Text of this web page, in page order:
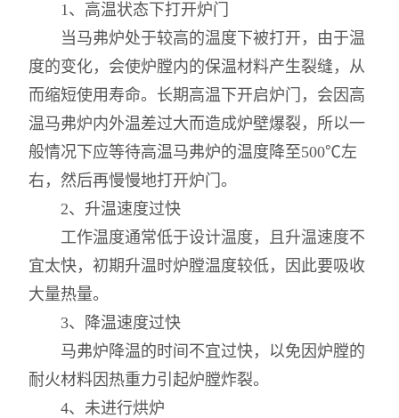
1、高温状态下打开炉门
当马弗炉处于较高的温度下被打开，由于温
度的变化，会使炉膛内的保温材料产生裂缝，从
而缩短使用寿命。长期高温下开启炉门，会因高
温马弗炉内外温差过大而造成炉壁爆裂，所以一
般情况下应等待高温马弗炉的温度降至500℃左
右，然后再慢慢地打开炉门。
2、升温速度过快
工作温度通常低于设计温度，且升温速度不
宜太快，初期升温时炉膛温度较低，因此要吸收
大量热量。
3、降温速度过快
马弗炉降温的时间不宜过快，以免因炉膛的
耐火材料因热重力引起炉膛炸裂。
4、未进行烘炉